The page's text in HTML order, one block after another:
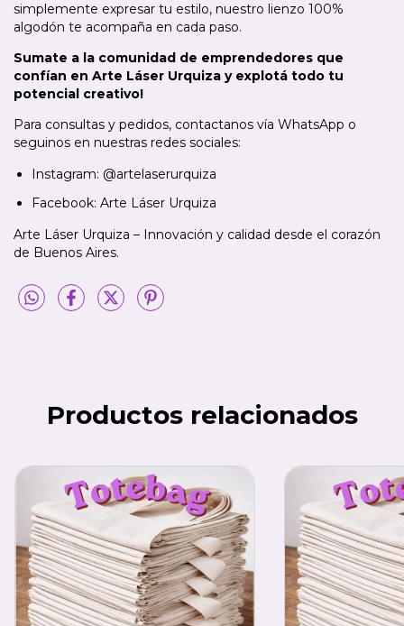
simplemente expresar tu estilo, nuestro lienzo 100%
algodón te acompaña en cada paso.
Sumate a la comunidad de emprendedores que
confían en Arte Láser Urquiza y explotá todo tu
potencial creativo!
Para consultas y pedidos, contactanos vía WhatsApp o
seguinos en nuestras redes sociales:
Instagram: @artelaserurquiza
Facebook: Arte Láser Urquiza
Arte Láser Urquiza – Innovación y calidad desde el corazón
de Buenos Aires.
Productos relacionados